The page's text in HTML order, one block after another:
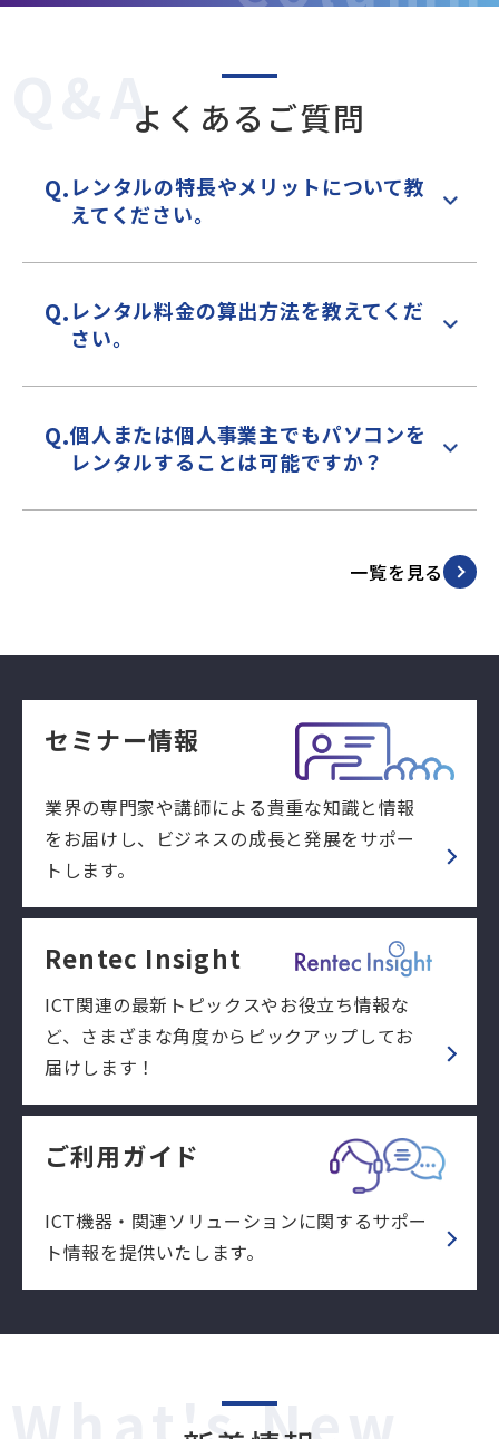
Q&Aよくあるご質問
Q.レンタルの特長やメリットについて教
えてください。
Q.レンタル料金の算出方法を教えてくだ
さい。
Q.個人または個人事業主でもパソコンを
レンタルすることは可能ですか？
一覧を見る
セミナー情報
業界の専門家や講師による貴重な知識と情報
をお届けし、ビジネスの成長と発展をサポー
トします。
Rentec Insight
ICT関連の最新トピックスやお役立ち情報な
ど、さまざまな角度からピックアップしてお
届けします！
ご利用ガイド
ICT機器・関連ソリューションに関するサポー
ト情報を提供いたします。
What's New